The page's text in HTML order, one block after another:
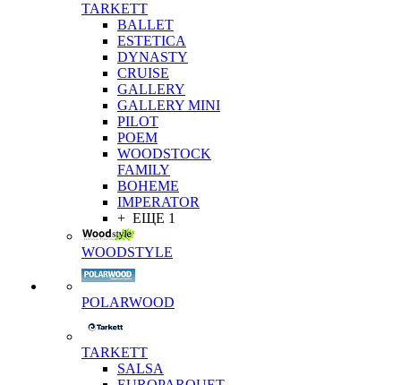
TARKETT
BALLET
ESTETICA
DYNASTY
CRUISE
GALLERY
GALLERY MINI
PILOT
POEM
WOODSTOCK
FAMILY
BOHEME
IMPERATOR
+ ЕЩЕ 1
WOODSTYLE
POLARWOOD
TARKETT
SALSA